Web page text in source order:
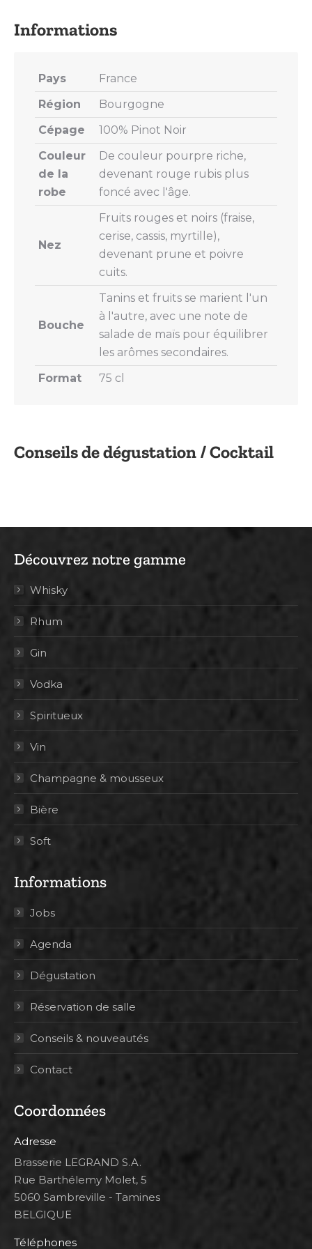
Conseils de dégustation / Cocktail
Pays
France
Région
Bourgogne
Cépage
100% Pinot Noir
Couleur
de la
robe
De couleur pourpre riche,
devenant rouge rubis plus
foncé avec l'âge.
Nez
Fruits rouges et noirs (fraise,
cerise, cassis, myrtille),
devenant prune et poivre
cuits.
Bouche
Tanins et fruits se marient l'un
à l'autre, avec une note de
salade de maïs pour équilibrer
les arômes secondaires.
Format
75 cl
Découvrez notre gamme
Whisky
Rhum
Gin
Vodka
Spiritueux
Vin
Champagne & mousseux
Bière
Soft
Informations
Jobs
Agenda
Dégustation
Réservation de salle
Conseils & nouveautés
Contact
Coordonnées
Adresse
Brasserie LEGRAND S.A.
Rue Barthélemy Molet, 5
5060 Sambreville - Tamines
BELGIQUE
Téléphones